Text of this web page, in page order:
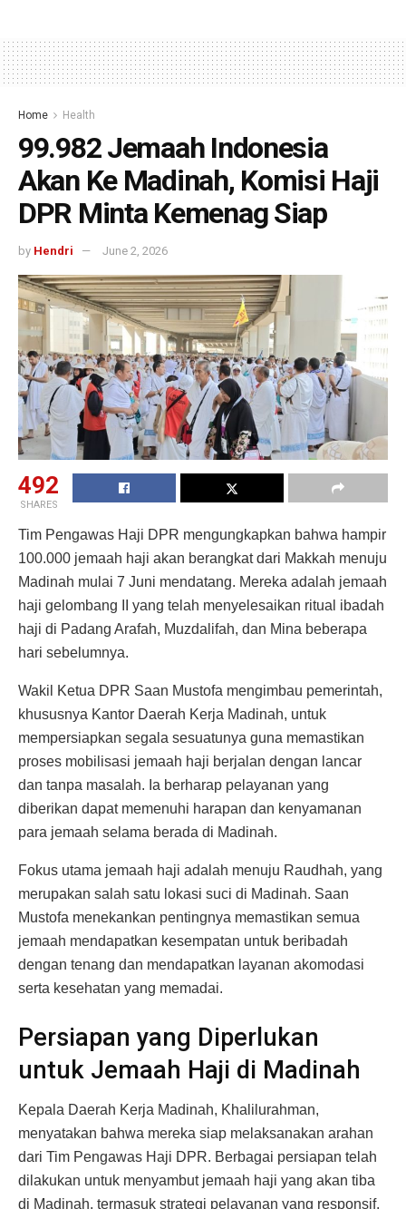
Home Health
99.982 Jemaah Indonesia
Akan Ke Madinah, Komisi Haji
DPR Minta Kemenag Siap
by Hendri June 2, 2026
492
SHARES
Tim Pengawas Haji DPR mengungkapkan bahwa hampir
100.000 jemaah haji akan berangkat dari Makkah menuju
Madinah mulai 7 Juni mendatang. Mereka adalah jemaah
haji gelombang II yang telah menyelesaikan ritual ibadah
haji di Padang Arafah, Muzdalifah, dan Mina beberapa
hari sebelumnya.
Wakil Ketua DPR Saan Mustofa mengimbau pemerintah,
khususnya Kantor Daerah Kerja Madinah, untuk
mempersiapkan segala sesuatunya guna memastikan
proses mobilisasi jemaah haji berjalan dengan lancar
dan tanpa masalah. Ia berharap pelayanan yang
diberikan dapat memenuhi harapan dan kenyamanan
para jemaah selama berada di Madinah.
Fokus utama jemaah haji adalah menuju Raudhah, yang
merupakan salah satu lokasi suci di Madinah. Saan
Mustofa menekankan pentingnya memastikan semua
jemaah mendapatkan kesempatan untuk beribadah
dengan tenang dan mendapatkan layanan akomodasi
serta kesehatan yang memadai.
Persiapan yang Diperlukan
untuk Jemaah Haji di Madinah
Kepala Daerah Kerja Madinah, Khalilurahman,
menyatakan bahwa mereka siap melaksanakan arahan
dari Tim Pengawas Haji DPR. Berbagai persiapan telah
dilakukan untuk menyambut jemaah haji yang akan tiba
di Madinah, termasuk strategi pelayanan yang responsif.